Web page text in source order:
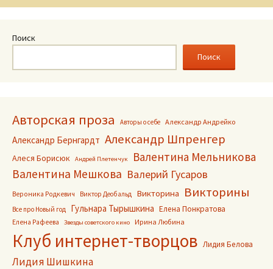
Поиск
Поиск
Авторская проза Авторы о себе Александр Андрейко
Александр Бернгардт Александр Шпренгер
Алеся Борисюк Андрей Плетенчук
Валентина Мельникова
Валентина Мешкова Валерий Гусаров
Вероника Родкевич Виктор Деобальд Викторина Викторины
Все про Новый год Гульнара Тырышкина Елена Понкратова
Елена Рафеева Звезды советского кино Ирина Любина
Клуб интернет-творцов Лидия Белова
Лидия Шишкина